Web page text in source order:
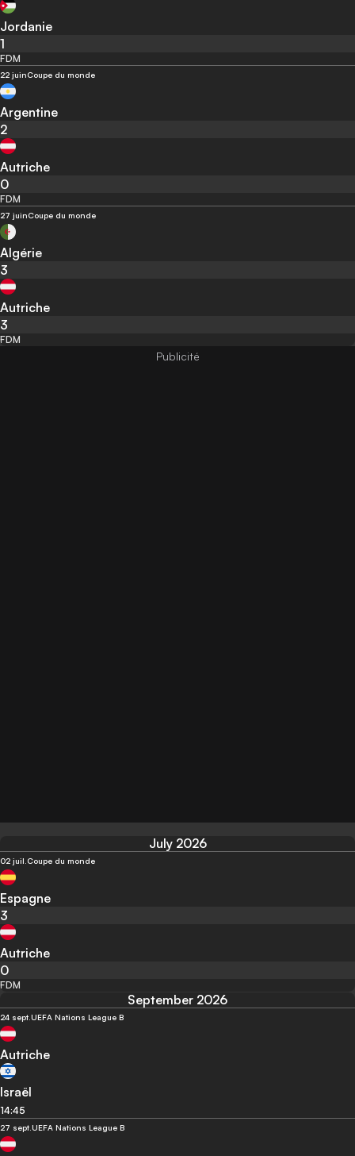
Jordanie
1
FDM
22 juinCoupe du monde
Argentine
2
Autriche
0
FDM
27 juinCoupe du monde
Algérie
3
Autriche
3
FDM
July 2026
02 juil.Coupe du monde
Espagne
3
Autriche
0
FDM
September 2026
24 sept.UEFA Nations League B
Autriche
Israël
14:45
27 sept.UEFA Nations League B